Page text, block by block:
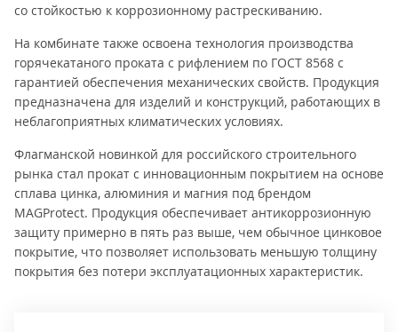
со стойкостью к коррозионному растрескиванию.
На комбинате также освоена технология производства
горячекатаного проката с рифлением по ГОСТ 8568 с
гарантией обеспечения механических свойств. Продукция
предназначена для изделий и конструкций, работающих в
неблагоприятных климатических условиях.
Флагманской новинкой для российского строительного
рынка стал прокат с инновационным покрытием на основе
сплава цинка, алюминия и магния под брендом
MAGProtect. Продукция обеспечивает антикоррозионную
защиту примерно в пять раз выше, чем обычное цинковое
покрытие, что позволяет использовать меньшую толщину
покрытия без потери эксплуатационных характеристик.